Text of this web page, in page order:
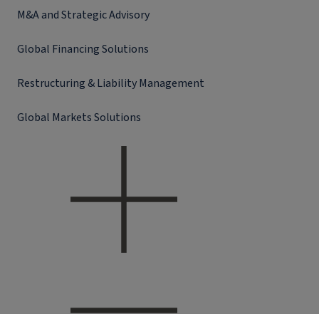
M&A and Strategic Advisory
Global Financing Solutions
Restructuring & Liability Management
Global Markets Solutions